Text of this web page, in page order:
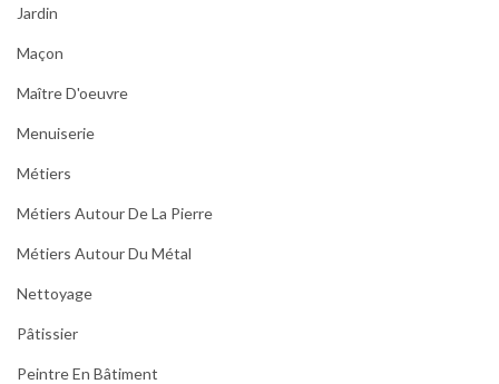
Jardin
Maçon
Maître D'oeuvre
Menuiserie
Métiers
Métiers Autour De La Pierre
Métiers Autour Du Métal
Nettoyage
Pâtissier
Peintre En Bâtiment